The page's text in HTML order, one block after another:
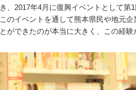
き、2017年4月に復興イベントとして第
このイベントを通して熊本県民や地元
とができたのが本当に大きく、この経